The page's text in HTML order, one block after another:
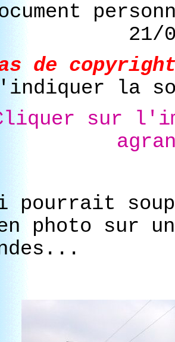
21/
de
la
sur
pourrait
photo sur